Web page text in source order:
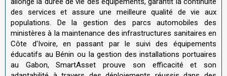
des services et assure une meilleure qualité de vie aux
populations. De la gestion des parcs automobiles des
ministères à la maintenance des infrastructures sanitaires en
Côte d'Ivoire, en passant par le suivi des équipements
éducatifs au Bénin ou la gestion des installations portuaires
au Gabon, SmartAsset prouve son efficacité et son